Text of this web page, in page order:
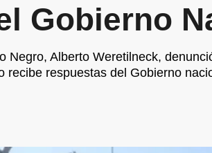
Gobierno
Negro, Alberto Weretilneck,
recibe respuestas del Gobierno